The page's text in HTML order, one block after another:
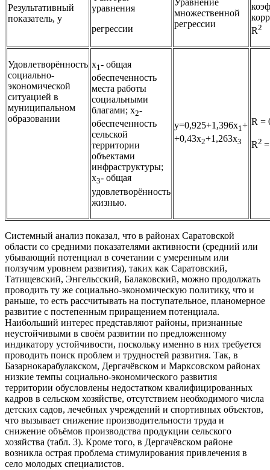
Результативный
показатель, у
уравнения
регрессии
Уравнение
множественной
регрессии
R2
Удовлетворённость
социально-
экономической
ситуацией в
муниципальном
образовании
х1- общая
обеспеченность
места работы
социальными
благами; х2-
обеспеченность
сельской
территории
объектами
инфраструктуры;
х3- общая
удовлетворённость
жизнью.
у=0,925+1,396х1+
+0,43х2+1,263х3
R =
R2
Системный анализ показал, что в районах Саратовской
области со средними показателями активности (средний или
убывающий потенциал в сочетании с умеренным или
ползучим уровнем развития), таких как Саратовский,
Татищевский, Энгельсский, Балаковский, можно продолжать
проводить ту же социально-экономическую политику, что и
раньше, то есть рассчитывать на поступательное, планомерное
развитие с постепенным приращением потенциала.
Наибольший интерес представляют районы, признанные
неустойчивыми в своём развитии по предложенному
индикатору устойчивости, поскольку именно в них требуется
проводить поиск проблем и трудностей развития. Так, в
Базарнокарабулакском, Дергачёвском и Марксовском районах
низкие темпы социально-экономического развития
территории обусловлены недостатком квалифицированных
кадров в сельском хозяйстве, отсутствием необходимого числа
детских садов, лечебных учреждений и спортивных объектов,
что вызывает снижение производительности труда и
снижение объёмов производства продукции сельского
хозяйства (табл. 3). Кроме того, в Дергачёвском районе
возникла острая проблема стимулирования привлечения в
село молодых специалистов.